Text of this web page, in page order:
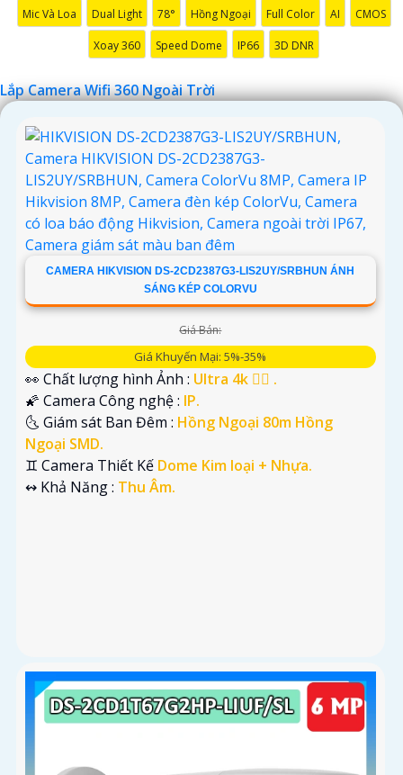
Mic Và Loa Dual Light 78° Hồng Ngoại Full Color AI CMOS
Xoay 360 Speed Dome IP66 3D DNR
Lắp Camera Wifi 360 Ngoài Trời
CAMERA HIKVISION DS-2CD2387G3-LIS2UY/SRBHUN ÁNH
SÁNG KÉP COLORVU
Giá Bán:
Giá Khuyến Mại: 5%-35%
👀 Chất lượng hình Ảnh : Ultra 4k 👍🏾 .
🌠 Camera Công nghệ : IP.
🌜 Giám sát Ban Đêm : Hồng Ngoại 80m Hồng
Ngoại SMD.
♊ Camera Thiết Kế Dome Kim loại + Nhựa.
️↭ Khả Năng : Thu Âm.